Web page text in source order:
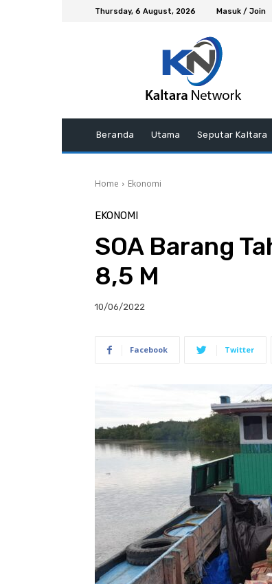
Thursday, 6 August, 2026 Masuk / Join
Beranda Utama Seputar Kaltara
Home Ekonomi
EKONOMI
SOA Barang
8,5 M
10/06/2022
Facebook Twitter